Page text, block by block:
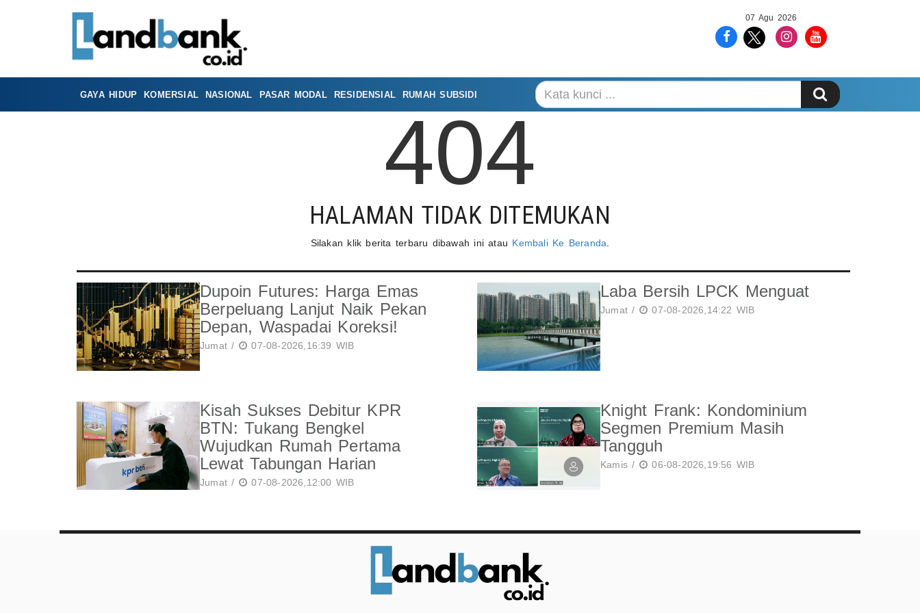
07 Agu 2026
GAYA HIDUP KOMERSIAL NASIONAL PASAR MODAL RESIDENSIAL RUMAH SUBSIDI
404
HALAMAN TIDAK DITEMUKAN
Silakan klik berita terbaru dibawah ini atau Kembali Ke Beranda
Dupoin Futures: Harga Emas
Berpeluang Lanjut Naik Pekan
Depan, Waspadai Koreksi!
Jumat / 07-08-2026,16:39 WIB
Laba Bersih LPCK Menguat
Jumat / 07-08-2026,14:22 WIB
Kisah Sukses Debitur KPR
BTN: Tukang Bengkel
Wujudkan Rumah Pertama
Lewat Tabungan Harian
Jumat / 07-08-2026,12:00 WIB
Knight Frank: Kondominium
Segmen Premium Masih
Tangguh
Kamis / 06-08-2026,19:56 WIB